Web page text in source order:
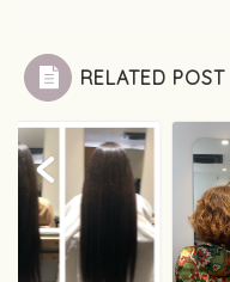
RELATED POST